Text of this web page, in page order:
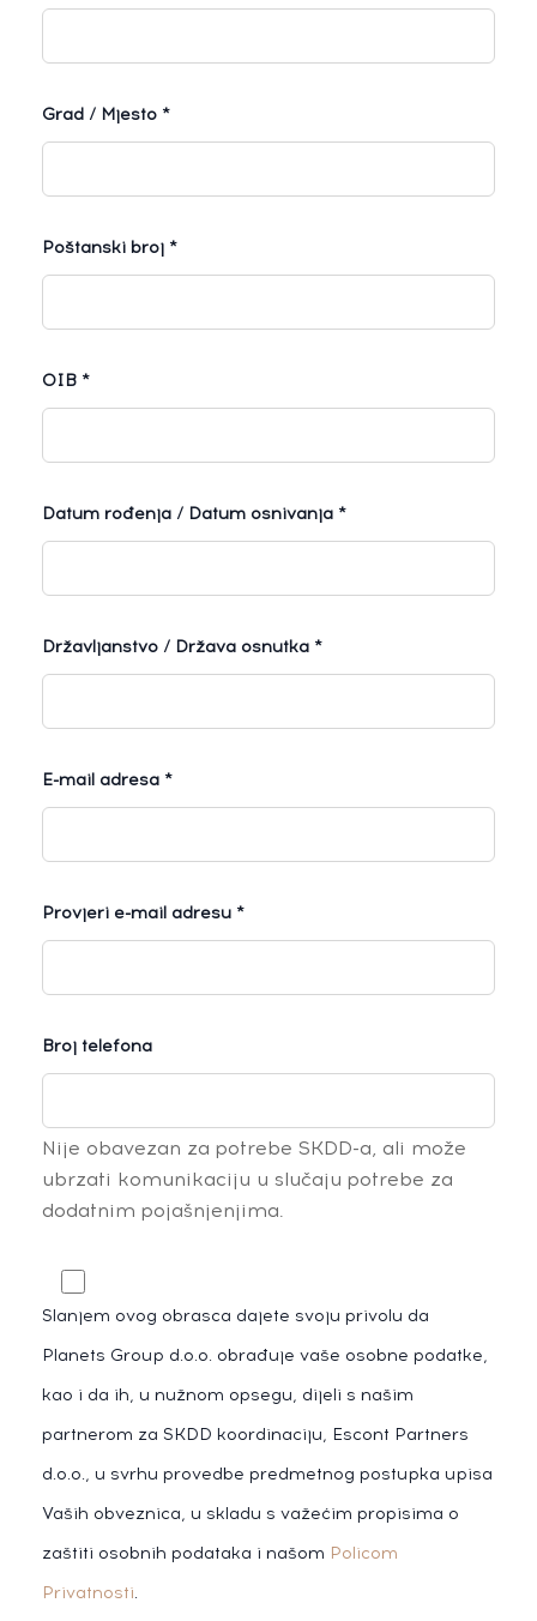
Grad / Mjesto *
Poštanski broj *
OIB *
Datum rođenja / Datum osnivanja *
Državljanstvo / Država osnutka *
E-mail adresa *
Provjeri e-mail adresu *
Broj telefona
Nije obavezan za potrebe SKDD-a, ali može
ubrzati komunikaciju u slučaju potrebe za
dodatnim pojašnjenjima.
Slanjem ovog obrasca dajete svoju privolu da
Planets Group d.o.o. obrađuje vaše osobne podatke,
kao i da ih, u nužnom opsegu, dijeli s našim
partnerom za SKDD koordinaciju, Escont Partners
d.o.o., u svrhu provedbe predmetnog postupka upisa
Vaših obveznica, u skladu s važećim propisima o
zaštiti osobnih podataka i našom Policom
Privatnosti.